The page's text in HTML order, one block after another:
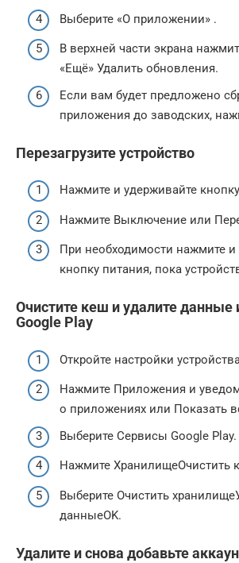
Выберите «О приложении» .
В верхней части экрана
«Ещё» Удалить обновления.
Если вам будет предложено
приложения до заводских,
Перезагрузите устройство
Нажмите и удерживайте
Нажмите Выключение или
При необходимости нажмите и
кнопку питания, пока
Очистите кеш и удалите данные
Google Play
Откройте настройки
Нажмите Приложения и
о приложениях или Показать
Выберите Сервисы Google Play.
Нажмите ХранилищеОчистить
Выберите Очистить
данныеOK.
Удалите и снова добавьте